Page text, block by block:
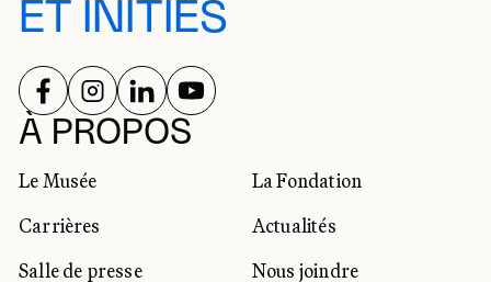
ET INITIÉS
À PROPOS
Le Musée
La Fondation
Carrières
Actualités
Salle de presse
Nous joindre
RÉSEAUX SOCIAUX
SUIVEZ-NOUS SUR
SUIVEZ-NOUS SUR
SUIVEZ-NOUS SUR
SUIVEZ-NOUS SUR